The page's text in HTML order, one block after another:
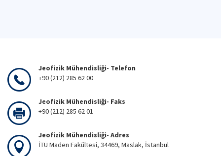
Jeofizik Mühendisliği- Telefon
+90 (212) 285 62 00
Jeofizik Mühendisliği- Faks
+90 (212) 285 62 01
Jeofizik Mühendisliği- Adres
İTÜ Maden Fakültesi, 34469, Maslak, İstanbul